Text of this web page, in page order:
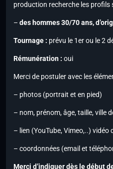
production recherche les profils
– des hommes 30/70 ans,
Tournage : prévu le 1er ou le 2
Rémunération : oui
Merci de postuler avec les
– photos (portrait et en pied)
– nom, prénom, âge, taille, ville
– lien (YouTube, Vimeo,..)
– coordonnées (email et
Merci d’indiquer dès le début